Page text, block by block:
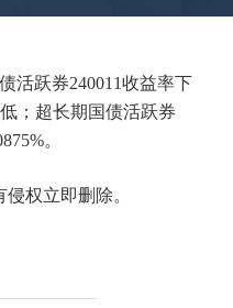
活跃券240011收益率下
；超长期国债活跃券
。
权立即删除。